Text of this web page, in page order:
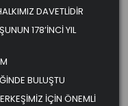
DAVETLİDİR
178’İNCİ YIL
BULUŞTU
İÇİN ÖNEMLİ